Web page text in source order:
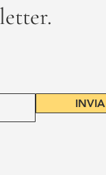
INVIA